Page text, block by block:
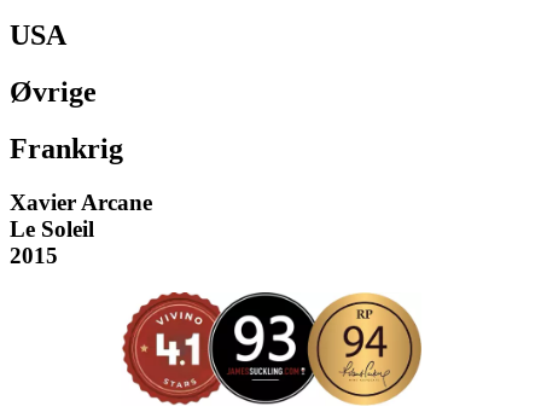
USA
Øvrige
Frankrig
Xavier Arcane
Le Soleil
2015